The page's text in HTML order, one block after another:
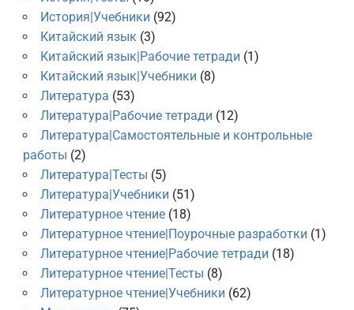
История|Учебники (92)
Китайский язык(3)
Китайский язык|Рабочие тетради (1)
Китайский язык|Учебники (8)
Литература (53)
Литература|Рабочие тетради (12)
Литература|Самостоятельные и контрольные
работы (2)
Литература|Тесты (5)
Литература|Учебники (51)
Литературное чтение(18)
Литературное чтение|Поурочные разработки (1)
Литературное чтение|Рабочие тетради (18)
Литературное чтение|Тесты (8)
Литературное чтение|Учебники (62)